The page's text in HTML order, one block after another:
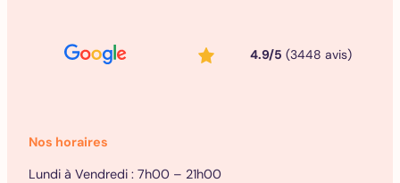
4.9/5 (3448 avis)
Nos horaires
Lundi à Vendredi : 7h00 – 21h00